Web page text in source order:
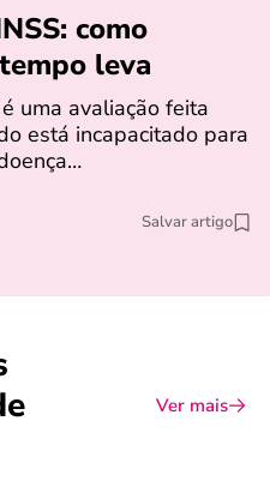
como
leva
uma avaliação feita
está incapacitado para
Salvar artigo
Ver mais